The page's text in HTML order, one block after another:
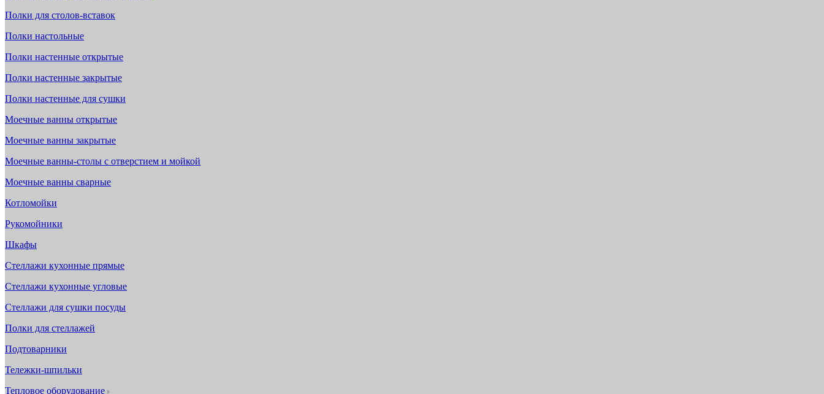
Полки для столов-вставок
Полки настольные
Полки настенные открытые
Полки настенные закрытые
Полки настенные для сушки
Моечные ванны открытые
Моечные ванны закрытые
Моечные ванны-столы с отверстием и мойкой
Моечные ванны сварные
Котломойки
Рукомойники
Шкафы
Стеллажи кухонные прямые
Стеллажи кухонные угловые
Стеллажи для сушки посуды
Полки для стеллажей
Подтоварники
Тележки-шпильки
Тепловое оборудование